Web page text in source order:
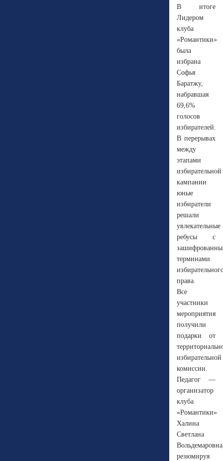
В итоге
Лидером
клуба
«Романтики»
была
избрана
Софья
Баратжу,
набравшая
69,6%
голосов
избирателей.
В перерывах
между
этапами
избирательной
кампании
юные
избиратели
решали
увлекательные
ребусы с
терминами
права.
Все
участники
мероприятия
получили
подарки от
избирательной
комиссии.
Педагог —
организатор
клуба
«Романтики»
Халина
Светлана
резюмируя